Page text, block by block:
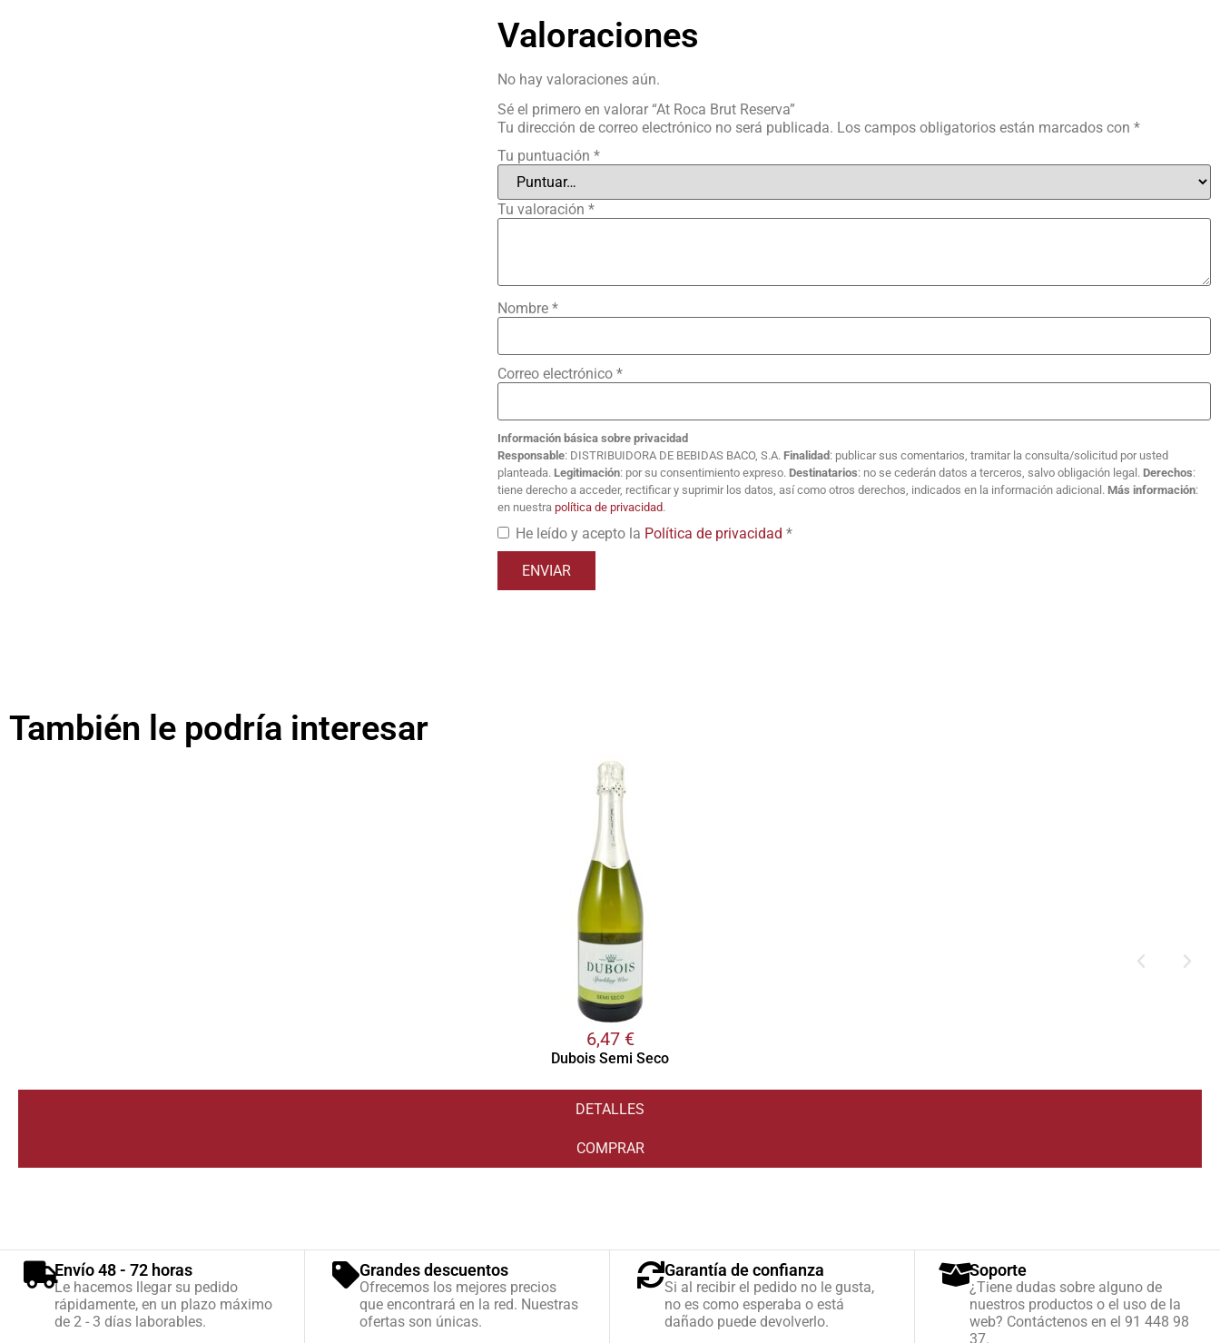
Valoraciones
No hay valoraciones aún.
Sé el primero en valorar “At Roca Brut Reserva”
Tu dirección de correo electrónico no será publicada. Los campos obligatorios están marcados con *
Tu puntuación *
Tu valoración *
Nombre *
Correo electrónico *
Información básica sobre privacidad
Responsable: DISTRIBUIDORA DE BEBIDAS BACO, S.A. Finalidad : publicar sus comentarios, tramitar la consulta/solicitud por usted
planteada. Legitimación: por su consentimiento expreso. Destinatarios: no se cederán datos a terceros, salvo obligación legal. Derechos:
tiene derecho a acceder, rectificar y suprimir los datos, así como otros derechos, indicados en la información adicional. Más información:
en nuestra política de privacidad.
He leído y acepto la Política de privacidad *
También le podría interesar
6,47 €
Dubois Semi Seco
DETALLES
COMPRAR
Envío 48 - 72 horas
Le hacemos llegar su pedido
rápidamente, en un plazo máximo
de 2 - 3 días laborables.
Grandes descuentos
Ofrecemos los mejores precios
que encontrará en la red. Nuestras
ofertas son únicas.
Garantía de confianza
Si al recibir el pedido no le gusta,
no es como esperaba o está
dañado puede devolverlo.
Soporte
¿Tiene dudas sobre alguno de
nuestros productos o el uso de la
web? Contáctenos en el 91 448 98
37.